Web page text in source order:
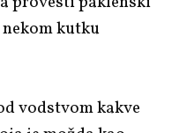
kutku
vodstvom kakve